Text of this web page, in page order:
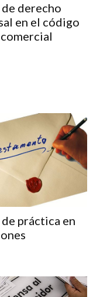
derecho
en el código
práctica en